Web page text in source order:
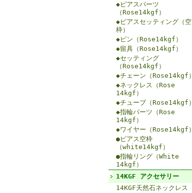
◆ピアスパーツ
（Rose14kgf）
◆ピアスセッティング（空
枠）
◆ピン（Rose14kgf）
◆留具（Rose14kgf）
◆セッティング
（Rose14kgf）
◆チェーン（Rose14kgf）
◆ネックレス（Rose
14kgf）
◆チューブ（Rose14kgf）
◆指輪パーツ（Rose
14kgf）
◆ワイヤー（Rose14kgf）
●ピアス空枠
（white14kgf）
●指輪リング（White
14kgf）
14KGF アクセサリー
14KGF天然石ネックレス